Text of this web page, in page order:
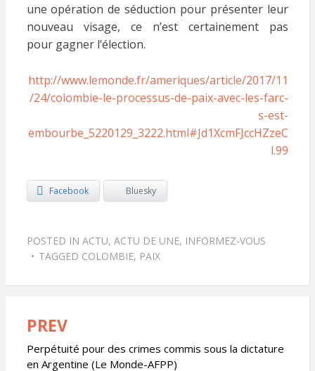
une opération de séduction pour présenter leur
nouveau visage, ce n’est certainement pas
pour gagner l’élection.
http://www.lemonde.fr/ameriques/article/2017/11
/24/colombie-le-processus-de-paix-avec-les-farc-
s-est-
embourbe_5220129_3222.html#Jd1XcmFJccHZzeC
l.99
Facebook Bluesky
POSTED IN ACTU, ACTU DE UNE, INFORMEZ-VOUS
TAGGED COLOMBIE, PAIX
Navigation
de
PREV
Perpétuité pour des crimes commis sous la dictature
en Argentine (Le Monde-AFPP)